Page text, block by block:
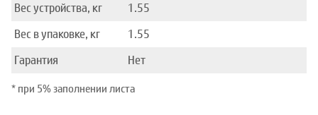
Вес устройства, кг
1.55
Вес в упаковке, кг
1.55
Гарантия
Нет
* при 5% заполнении листа